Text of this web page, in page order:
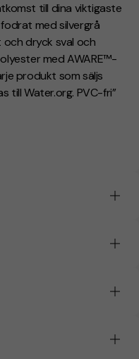
till dina viktigaste
med silvergrå
och dryck sval och
med AWARE™-
produkt som säljs
till Water.org. PVC-fri”